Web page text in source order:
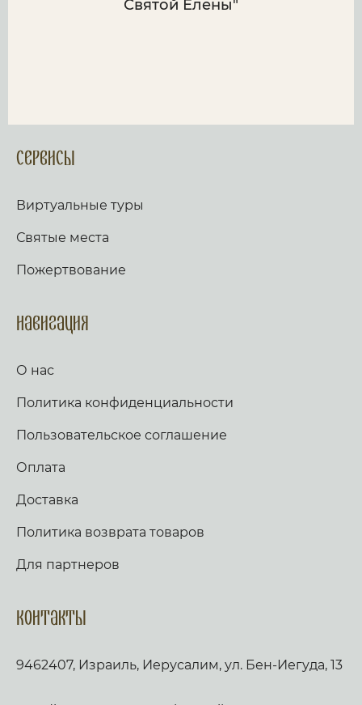
Святой Елены"
Сервисы
Виртуальные туры
Святые места
Пожертвование
Навигация
О нас
Политика конфиденциальности
Пользовательское соглашение
Оплата
Доставка
Политика возврата товаров
Для партнеров
Контакты
9462407, Израиль, Иерусалим, ул. Бен-Иегуда, 13